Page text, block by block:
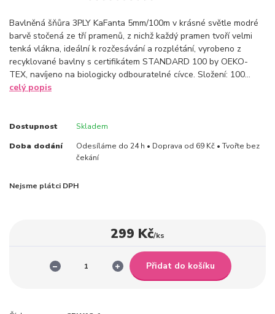
Bavlněná šňůra 3PLY KaFanta 5mm/100m v krásné světle modré
barvě stočená ze tří pramenů, z nichž každý pramen tvoří velmi
tenká vlákna, ideální k rozčesávání a rozplétání, vyrobeno z
recyklované bavlny s certifikátem STANDARD 100 by OEKO-
TEX, navíjeno na biologicky odbouratelné cívce. Složení: 100...
celý popis
Dostupnost Skladem
Doba dodání
Odesíláme do 24 h • Doprava od 69 Kč • Tvořte bez
čekání
Nejsme plátci DPH
299 Kč/ks
Přidat do košíku